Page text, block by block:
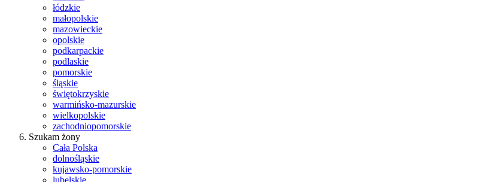
łódzkie
małopolskie
mazowieckie
opolskie
podkarpackie
podlaskie
pomorskie
śląskie
świętokrzyskie
warmińsko-mazurskie
wielkopolskie
zachodniopomorskie
Szukam żony
Cała Polska
dolnośląskie
kujawsko-pomorskie
lubelskie